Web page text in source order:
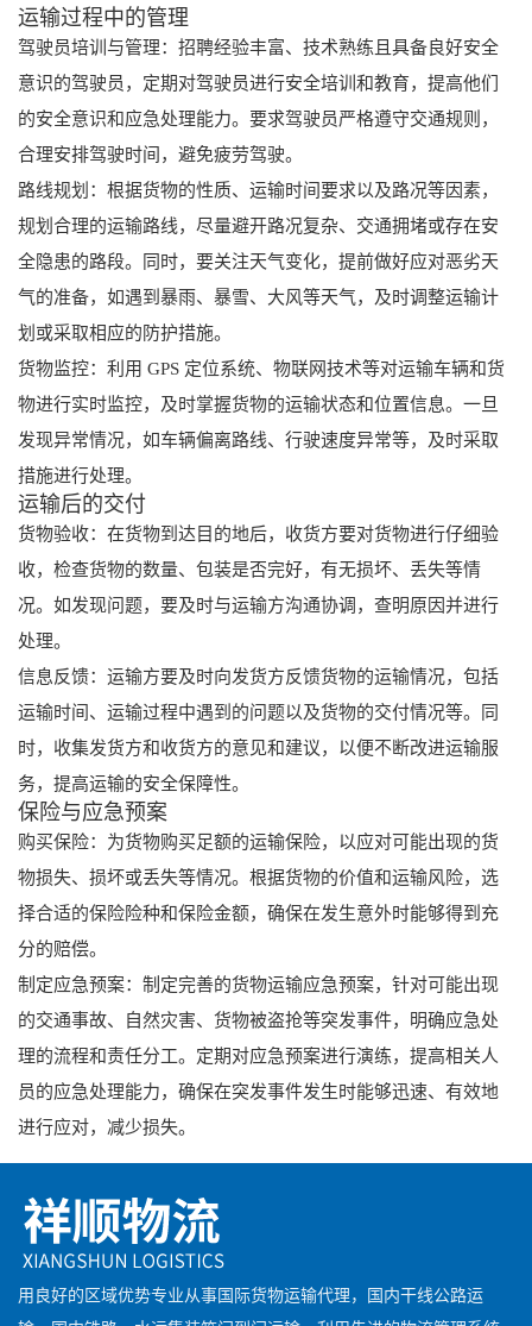
运输过程中的管理
驾驶员培训与管理：招聘经验丰富、技术熟练且具备良好安全
意识的驾驶员，定期对驾驶员进行安全培训和教育，提高他们
的安全意识和应急处理能力。要求驾驶员严格遵守交通规则，
合理安排驾驶时间，避免疲劳驾驶。
路线规划：根据货物的性质、运输时间要求以及路况等因素，
规划合理的运输路线，尽量避开路况复杂、交通拥堵或存在安
全隐患的路段。同时，要关注天气变化，提前做好应对恶劣天
气的准备，如遇到暴雨、暴雪、大风等天气，及时调整运输计
划或采取相应的防护措施。
货物监控：利用 GPS 定位系统、物联网技术等对运输车辆和货
物进行实时监控，及时掌握货物的运输状态和位置信息。一旦
发现异常情况，如车辆偏离路线、行驶速度异常等，及时采取
措施进行处理。
运输后的交付
货物验收：在货物到达目的地后，收货方要对货物进行仔细验
收，检查货物的数量、包装是否完好，有无损坏、丢失等情
况。如发现问题，要及时与运输方沟通协调，查明原因并进行
处理。
信息反馈：运输方要及时向发货方反馈货物的运输情况，包括
运输时间、运输过程中遇到的问题以及货物的交付情况等。同
时，收集发货方和收货方的意见和建议，以便不断改进运输服
务，提高运输的安全保障性。
保险与应急预案
购买保险：为货物购买足额的运输保险，以应对可能出现的货
物损失、损坏或丢失等情况。根据货物的价值和运输风险，选
择合适的保险险种和保险金额，确保在发生意外时能够得到充
分的赔偿。
制定应急预案：制定完善的货物运输应急预案，针对可能出现
的交通事故、自然灾害、货物被盗抢等突发事件，明确应急处
理的流程和责任分工。定期对应急预案进行演练，提高相关人
员的应急处理能力，确保在突发事件发生时能够迅速、有效地
进行应对，减少损失。
用良好的区域优势专业从事国际货物运输代理，国内干线公路运